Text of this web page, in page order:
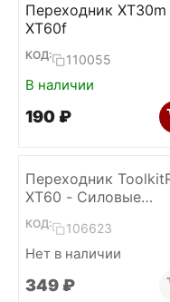
Переходник
XT60f
КОД: 110055
В наличии
‍190‍ ₽
Переходник
XT60 - Силовые
провода
КОД: 106623
Нет в наличии
‍349‍ ₽